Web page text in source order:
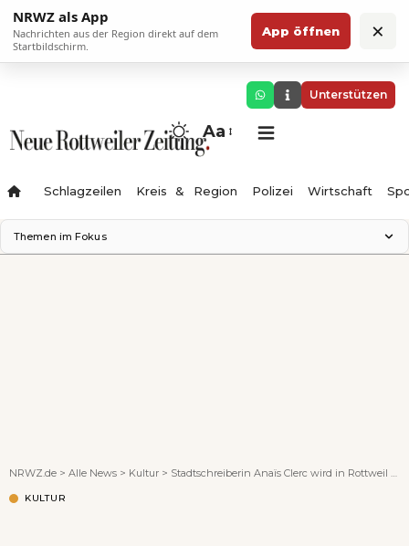
NRWZ als App
Nachrichten aus der Region direkt auf dem
Startbildschirm.
App öffnen ×
Unterstützen
Aa
Schlagzeilen Kreis & Region Polizei Wirtschaft
Themen im Fokus
NRWZ.de > Alle News > Kultur > Stadtschreiberin Anaïs Clerc wird in Rottweil begrüßt
KULTUR